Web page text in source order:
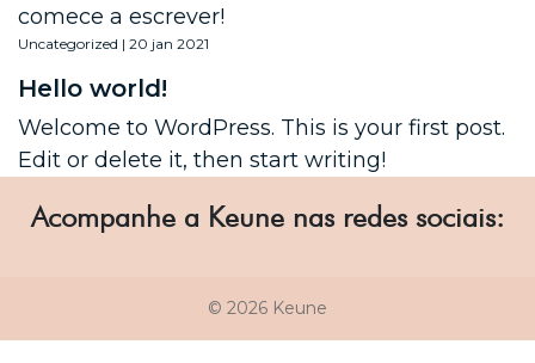
comece a escrever!
Uncategorized | 20 jan 2021
Hello world!
Welcome to WordPress. This is your first post.
Edit or delete it, then start writing!
Acompanhe a Keune nas redes sociais:
© 2026 Keune